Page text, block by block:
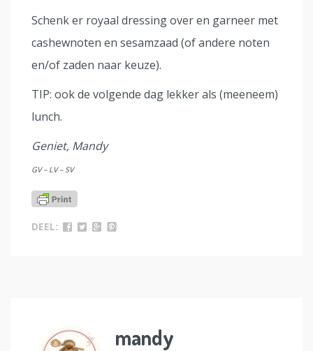
Schenk er royaal dressing over en garneer met
cashewnoten en sesamzaad (of andere noten
en/of zaden naar keuze).
TIP: ook de volgende dag lekker als (meeneem)
lunch.
Geniet, Mandy
GV – LV – SV
DEEL:
mandy